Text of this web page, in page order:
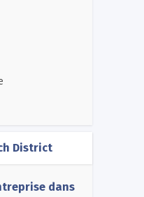
District
dans